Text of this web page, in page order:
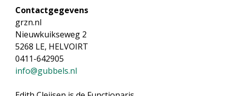
Contactgegevens
grzn.nl
Nieuwkuikseweg 2
5268 LE, HELVOIRT
0411-642905
info@gubbels.nl